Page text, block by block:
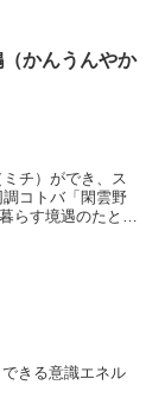
かんうんやか
らす境遇のたと
きる意識エネル